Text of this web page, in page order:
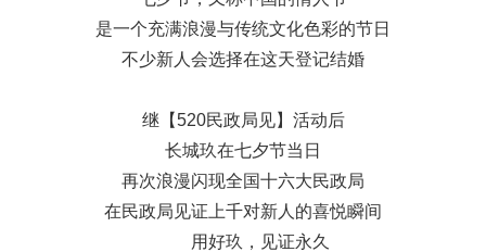
是一个充满浪漫与传统文化色彩的节日
不少新人会选择在这天登记结婚
继【520民政局见】活动后
长城玖在七夕节当日
再次浪漫闪现全国十六大民政局
在民政局见证上千对新人的喜悦瞬间
用好玖，见证永久